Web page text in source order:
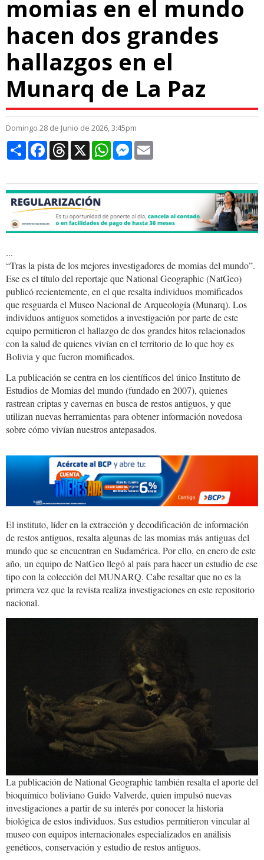
momias en el mundo
hacen dos grandes
hallazgos en el
Munarq de La Paz
Domingo 28 de Junio de 2026, 3:45pm
CompartirFacebookThreads
X WhatsAppMessenger
...
“Tras la pista de los mejores investigadores de momias del mundo”.
Ese es el título del reportaje que National Geographic (NatGeo)
publicó recientemente, en el que resalta individuos momificados
que resguarda el Museo Nacional de Arqueología (Munarq). Los
individuos antiguos sometidos a investigación por parte de este
equipo permitieron el hallazgo de dos grandes hitos relacionados
con la salud de quienes vivían en el territorio de lo que hoy es
Bolivia y que fueron momificados.
La publicación se centra en los científicos del único Instituto de
Estudios de Momias del mundo (fundado en 2007), quienes
rastrean criptas y cavernas en busca de restos antiguos, y que
utilizan nuevas herramientas para obtener información novedosa
sobre cómo vivían nuestros antepasados.
El instituto, líder en la extracción y decodificación de información
de restos antiguos, resalta algunas de las momias más antiguas del
mundo que se encuentran en Sudamérica. Por ello, en enero de este
año, un equipo de NatGeo llegó al país para hacer un estudio de ese
tipo con la colección del MUNARQ. Cabe resaltar que no es la
primera vez que la revista realiza investigaciones en este repositorio
nacional.
La publicación de National Geographic también resalta el aporte del
bioquímico boliviano Guido Valverde, quien impulsó nuevas
investigaciones a partir de su interés por conocer la historia
biológica de estos individuos. Sus estudios permitieron vincular al
museo con equipos internacionales especializados en análisis
genéticos, conservación y estudio de restos antiguos.